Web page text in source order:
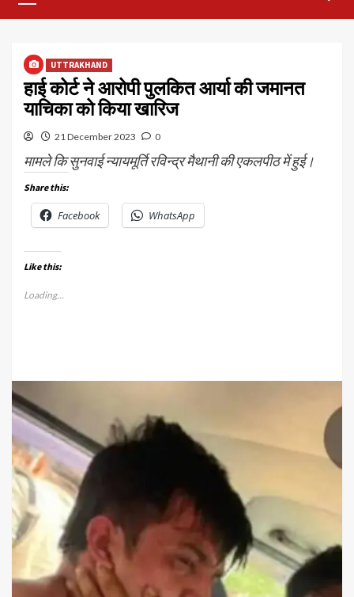
UTTRAKHAND
हाई कोर्ट ने आरोपी पुलकित आर्या की जमानत
याचिका को किया खारिज
21 December 2023 0
मामले कि सुनवाई न्यायमूर्ति रविन्द्र मैथानी की एकलपीठ में हुई।
Share this:
Facebook WhatsApp
Like this:
Loading...